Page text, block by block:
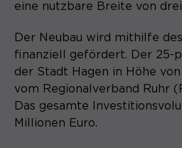
eine nutzbare Breite von
Der Neubau wird mithilfe
finanziell gefördert. Der 25-
der Stadt Hagen in Höhe
vom Regionalverband Ruhr
Das gesamte
Millionen Euro.